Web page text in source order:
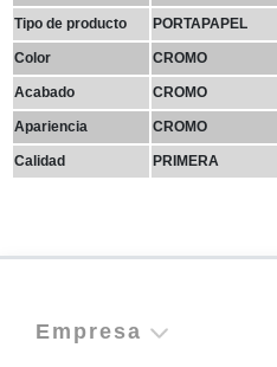
Tipo de producto PORTAPAPEL
Color CROMO
Acabado CROMO
Apariencia CROMO
Calidad PRIMERA
Empresa